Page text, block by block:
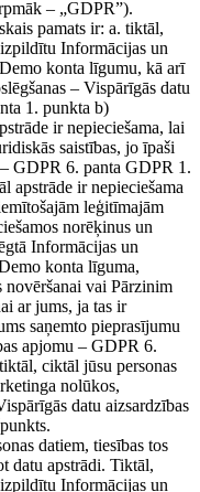
– „GDPR”).
pamats ir: a. tiktāl,
Informācijas un
konta līgumu, kā arī
– Vispārīgās datu
1. punkta b)
ir nepieciešama, lai
saistības, jo īpaši
GDPR 6. panta GDPR 1.
apstrāde ir nepieciešama
leģitīmajām
norēķinus un
Informācijas un
konta līguma,
novēršanai vai Pārzinim
ar jums, ja tas ir
saņemto pieprasījumu
apjomu – GDPR 6.
ciktāl jūsu personas
nolūkos,
datu aizsardzības
datiem, tiesības tos
datu apstrādi. Tiktāl,
Informācijas un